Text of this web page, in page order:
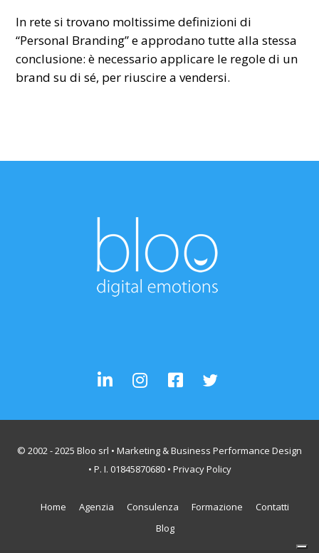
In rete si trovano moltissime definizioni di
“Personal Branding” e approdano tutte alla stessa
conclusione: è necessario applicare le regole di un
brand su di sé, per riuscire a vendersi.
© 2002 - 2025 Bloo srl • Marketing & Business Performance Design
• P. I. 01845870680 • Privacy Policy
Home Agenzia Consulenza Formazione
Contatti
Blog